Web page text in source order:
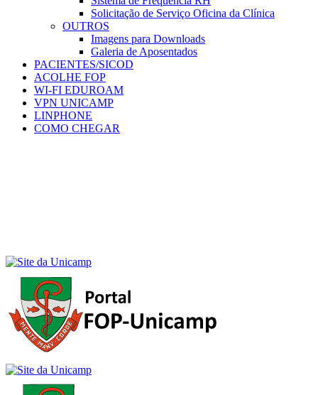
Solicitação de Serviço Oficina da Clínica
OUTROS
Imagens para Downloads
Galeria de Aposentados
PACIENTES/SICOD
ACOLHE FOP
WI-FI EDUROAM
VPN UNICAMP
LINPHONE
COMO CHEGAR